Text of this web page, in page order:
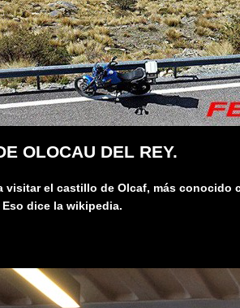
OLOCAU DEL REY.
visitar el castillo de Olcaf, más conocido
dice la wikipedia.